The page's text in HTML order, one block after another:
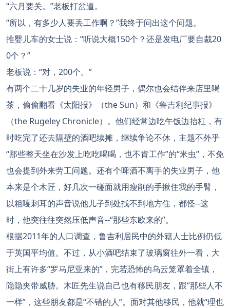
“六月要关。”老板打岔道。
“所以，有多少人要丢工作啊？”我终于问出这个问题。
推婴儿车的女士说：“听说大概150个？还是发电厂要自裁20
0个？”
老板说：“对，200个。”
有两个二十几岁的失业的年轻男子，偶尔也会结伴来店里喝
茶，偷偷翻看《太阳报》（the Sun）和《鲁吉利纪事报》
（the Rugeley Chronicle）。他们经常边吃午饭边抬杠，有
时吃完了还去隔壁的酒吧续摊，继续争论不休，主题不外乎
“那些整天坐在沙发上吃吃喝喝，也不肯工作”的“米虫”，不免
也会提到外来劳工问题。还有个啤酒不离手的失业男子，他
本来是个木匠，好几次一碰面就用瘦削的手揪住我的手臂，
以粗嘎刺耳的声音说他儿子到处找不到地方住，都怪--这
时，他突往往突然压低声音--“那些东欧来的”。
根据2011年的人口调查，鲁吉利居民中的外籍人士比例仍低
于英国平均值。不过，从小酒吧结束了玻璃窗往外一看，大
街上有许多“罗马尼亚来的”，完若恐怖的乌云笼罩着全镇，
隐隐夹带威胁。木匠先生说自己也有移民朋友，跟“那些人不
一样”，这些朋友都是“不错的人”。面对其他移民，他就“理也